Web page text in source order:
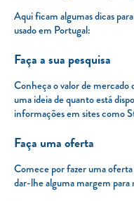
Aqui ficam algumas dicas
usado em Portugal:
Faça a sua pesquisa
Conheça o valor de mercado
uma ideia de quanto está
informações em sites como
Faça uma oferta
Comece por fazer uma
dar-lhe alguma margem para